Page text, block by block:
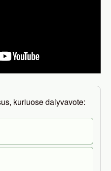
kuriuose dalyvavote: